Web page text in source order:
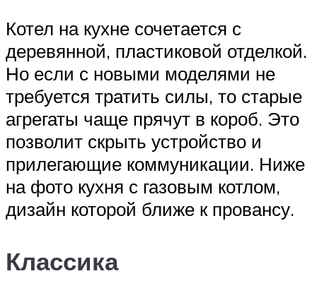
Котел на кухне сочетается с
деревянной, пластиковой отделкой.
Но если с новыми моделями не
требуется тратить силы, то старые
агрегаты чаще прячут в короб. Это
позволит скрыть устройство и
прилегающие коммуникации. Ниже
на фото кухня с газовым котлом,
дизайн которой ближе к провансу.
Классика